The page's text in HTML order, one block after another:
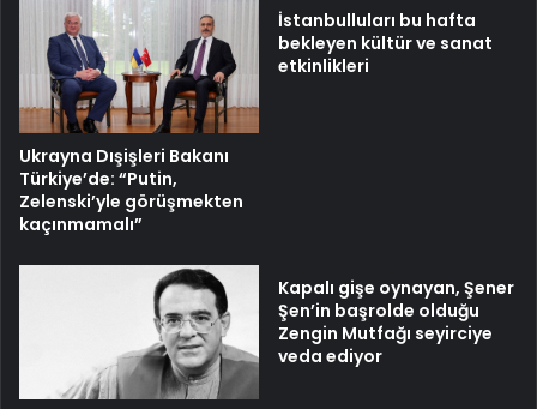
Ukrayna Dışişleri Bakanı
Türkiye’de: “Putin,
Zelenski’yle görüşmekten
kaçınmamalı”
İstanbulluları bu hafta
bekleyen kültür ve sanat
etkinlikleri
Kapalı gişe oynayan, Şener
Şen’in başrolde olduğu
Zengin Mutfağı seyirciye
veda ediyor